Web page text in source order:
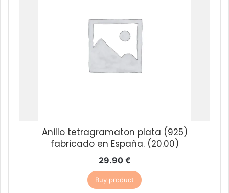
Anillo tetragramaton plata (925)
fabricado en España. (20.00)
29.90 €
Buy product